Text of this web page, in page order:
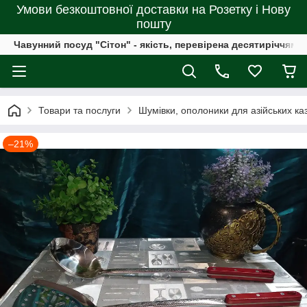
Умови безкоштовної доставки на Розетку і Нову
пошту
Чавунний посуд "Сітон" - якість, перевірена десятиріччями
Товари та послуги Шумівки, ополоники для азійських
–21%